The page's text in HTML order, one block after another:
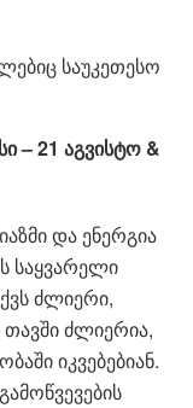
საუკეთესო
– 21 აგვისტო &
და ენერგია
საყვარელი
ძლიერი,
ძლიერია,
იკვებებიან.